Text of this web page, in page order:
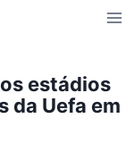
estádios
da Uefa em